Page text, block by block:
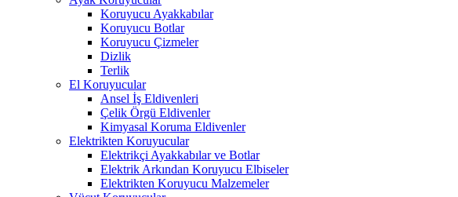
Koruyucu Ayakkabılar
Koruyucu Botlar
Koruyucu Çizmeler
Dizlik
Terlik
El Koruyucular
Ansel İş Eldivenleri
Çelik Örgü Eldivenler
Kimyasal Koruma Eldivenler
Elektrikten Koruyucular
Elektrikçi Ayakkabılar ve Botlar
Elektrik Arkından Koruyucu Elbiseler
Elektrikten Koruyucu Malzemeler